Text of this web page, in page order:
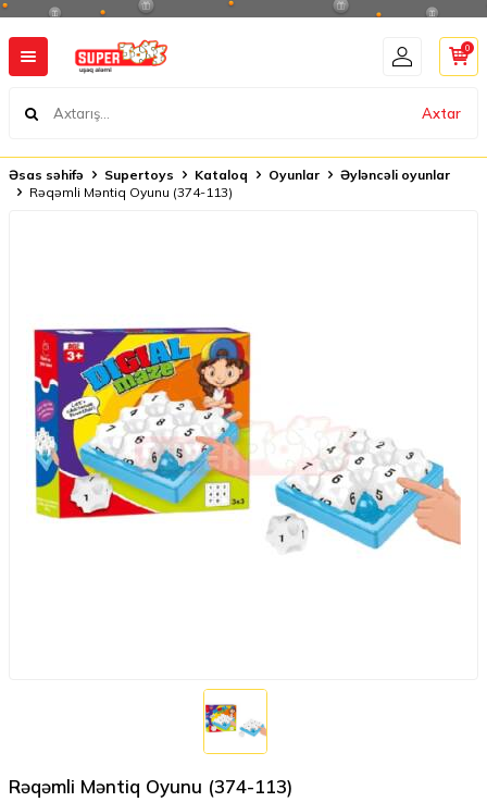
Axtar
0
Əsas səhifə Supertoys Kataloq Oyunlar
Əyləncəli oyunlar
Rəqəmli Məntiq Oyunu (374-113)
Rəqəmli Məntiq Oyunu (374-113)